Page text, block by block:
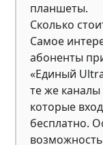
планшеты.
Сколько
Самое
абоненты
«Единый
те же
которые
бесплатно.